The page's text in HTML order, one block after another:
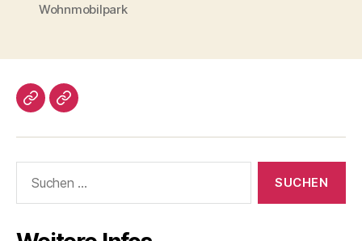
Wohnmobilpark
Impressum/DatSchutz
Beliebte
nach: